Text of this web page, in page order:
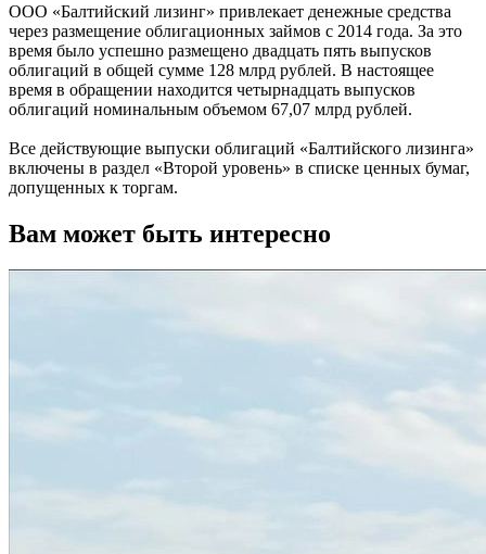
ООО «Балтийский лизинг» привлекает денежные средства
через размещение облигационных займов с 2014 года. За это
время было успешно размещено двадцать пять выпусков
облигаций в общей сумме 128 млрд рублей. В настоящее
время в обращении находится четырнадцать выпусков
облигаций номинальным объемом 67,07 млрд рублей.
Все действующие выпуски облигаций «Балтийского лизинга»
включены в раздел «Второй уровень» в списке ценных бумаг,
допущенных к торгам.
Вам может быть интересно